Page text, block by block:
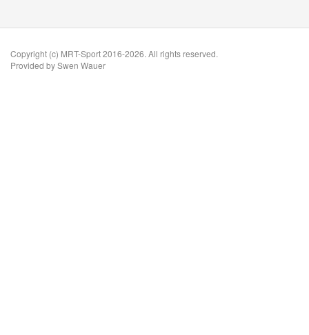
Copyright (c) MRT-Sport 2016-2026. All rights reserved.
Provided by Swen Wauer